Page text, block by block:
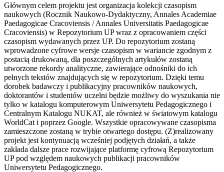
Głównym celem projektu jest organizacja kolekcji czasopism
naukowych (Rocznik Naukowo-Dydaktyczny, Annales Academiae
Paedagogicae Cracoviensis / Annales Universitatis Paedagogicae
Cracoviensis) w Repozytorium UP wraz z opracowaniem części
czasopism wydawanych przez UP. Do repozytorium zostaną
wprowadzone cyfrowe wersje czasopism w wariancie zgodnym z
postacią drukowaną, dla poszczególnych artykułów zostaną
utworzone rekordy analityczne, zawierające odnośniki do ich
pełnych tekstów znajdujących się w repozytorium. Dzięki temu
dorobek badawczy i publikacyjny pracowników naukowych,
doktorantów i studentów uczelni będzie możliwy do wyszukania nie
tylko w katalogu komputerowym Uniwersytetu Pedagogicznego i
Centralnym Katalogu NUKAT, ale również w światowym katalogu
WorldCat i poprzez Google. Wszystkie opracowywane czasopisma
zamieszczone zostaną w trybie otwartego dostępu. (Z)realizowany
projekt jest kontynuacją wcześniej podjętych działań, a także
zakłada dalsze prace rozwijające platformę cyfrową Repozytorium
UP pod względem naukowych publikacji pracowników
Uniwersytetu Pedagogicznego.